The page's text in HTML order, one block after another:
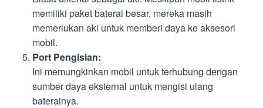
memiliki paket baterai besar, mereka masih
memerlukan aki untuk memberi daya ke aksesori
mobil.
Port Pengisian:
Ini memungkinkan mobil untuk terhubung dengan
sumber daya eksternal untuk mengisi ulang
baterainya.